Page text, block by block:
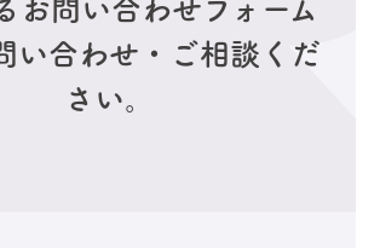
お問い合わせフォーム
い合わせ・ご相談くだ
さい。